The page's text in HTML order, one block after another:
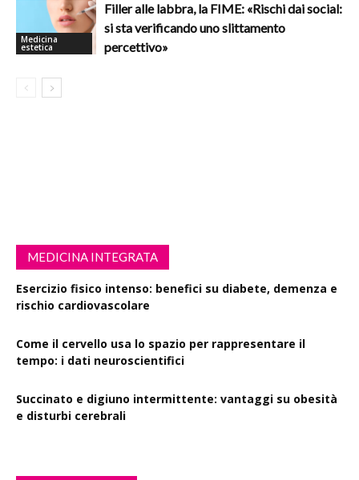
Medicina
estetica
Filler alle labbra, la FIME: «Rischi dai social:
si sta verificando uno slittamento
percettivo»
MEDICINA INTEGRATA
Esercizio fisico intenso: benefici su diabete, demenza e
rischio cardiovascolare
Come il cervello usa lo spazio per rappresentare il
tempo: i dati neuroscientifici
Succinato e digiuno intermittente: vantaggi su obesità
e disturbi cerebrali